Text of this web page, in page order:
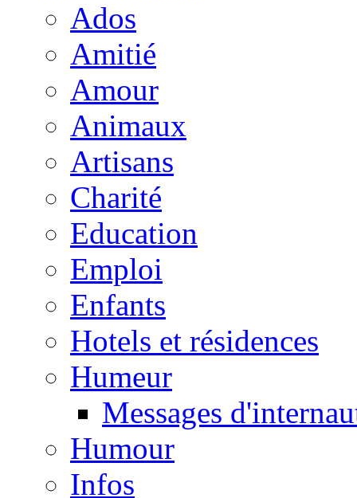
Ados
Amitié
Amour
Animaux
Artisans
Charité
Education
Emploi
Enfants
Hotels et résidences
Humeur
Messages
Humour
Infos